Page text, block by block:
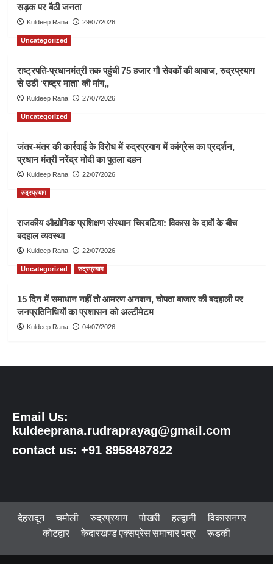
सड़क पर बैठी जनता
Kuldeep Rana 29/07/2026
Uncategorized
राष्ट्रपति-प्रधानमंत्री तक पहुंची 75 हजार गौ सेवकों की आवाज, रुद्रप्रयाग
से उठी ‘राष्ट्र माता’ की मांग,,
Kuldeep Rana 27/07/2026
Uncategorized
जंतर-मंतर की कार्रवाई के विरोध में रुद्रप्रयाग में कांग्रेस का प्रदर्शन,
प्रधान मंत्री नरेंद्र मोदी का पुतला दहन
Kuldeep Rana 22/07/2026
रुद्रप्रयाग
राजकीय औद्योगिक प्रशिक्षण संस्थान चिरबटिया: विकास के दावों के बीच
बदहाल व्यवस्था
Kuldeep Rana 22/07/2026
Uncategorized रुद्रप्रयाग
15 दिन में समाधान नहीं तो आमरण अनशन, चोपता बाजार की बदहाली पर
जनप्रतिनिधियों का प्रशासन को अल्टीमेटम
Kuldeep Rana 04/07/2026
Email Us:
kuldeeprana.rudraprayag@gmail.com
contact us: +91 8958487822
देहरादून चमोली रुद्रप्रयाग पोखरी हल्द्वानी
विकासनगर
कोटद्वार
केदारखण्ड एक्सप्रेस समाचार पत्र रूडकी